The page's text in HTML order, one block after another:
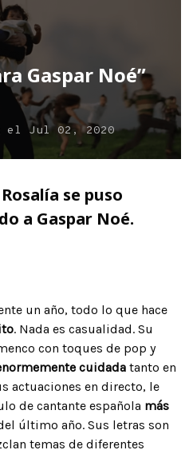
Gaspar Noé”
elJul 02, 2020
se puso
a Gaspar Noé.
un año, todo lo que hace
. Nada es casualidad. Su
con toques de pop y
cuidada tanto en
actuaciones en directo, le
de cantante española más
último año. Sus letras son
temas de diferentes